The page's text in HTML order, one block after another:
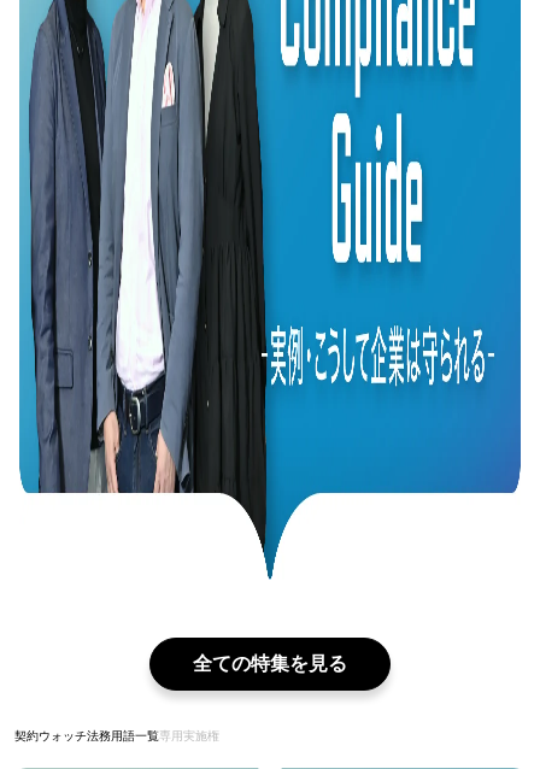
全ての特集を見る
契約ウォッチ法務用語一覧専用実施権